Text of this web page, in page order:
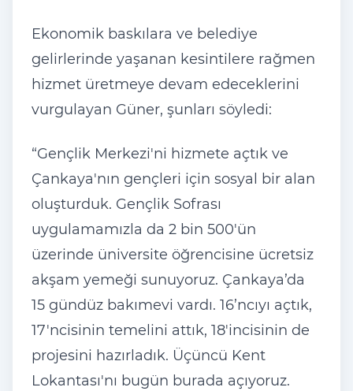
Ekonomik baskılara ve belediye
gelirlerinde yaşanan kesintilere rağmen
hizmet üretmeye devam edeceklerini
vurgulayan Güner, şunları söyledi:
“Gençlik Merkezi'ni hizmete açtık ve
Çankaya'nın gençleri için sosyal bir alan
oluşturduk. Gençlik Sofrası
uygulamamızla da 2 bin 500'ün
üzerinde üniversite öğrencisine ücretsiz
akşam yemeği sunuyoruz. Çankaya’da
15 gündüz bakımevi vardı. 16’ncıyı açtık,
17'ncisinin temelini attık, 18'incisinin de
projesini hazırladık. Üçüncü Kent
Lokantası'nı bugün burada açıyoruz.